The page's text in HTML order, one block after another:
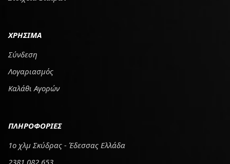
ΧΡΗΣΙΜΑ
Σύνδεση
Λογαριασμός
Καλάθι Αγορών
ΠΛΗΡΟΦΟΡΙΕΣ
1ο χλμ Σκύδρας - Έδεσσας Ελλάδα
2381 082 653